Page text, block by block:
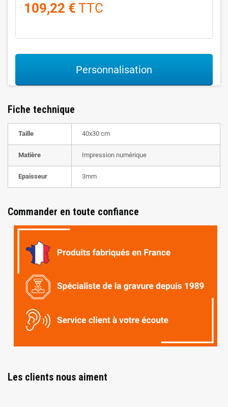
109,22 € TTC
Personnalisation
Fiche technique
Taille 40x30 cm
Matière Impression numérique
Epaisseur 3mm
Commander en toute confiance
Les clients nous aiment